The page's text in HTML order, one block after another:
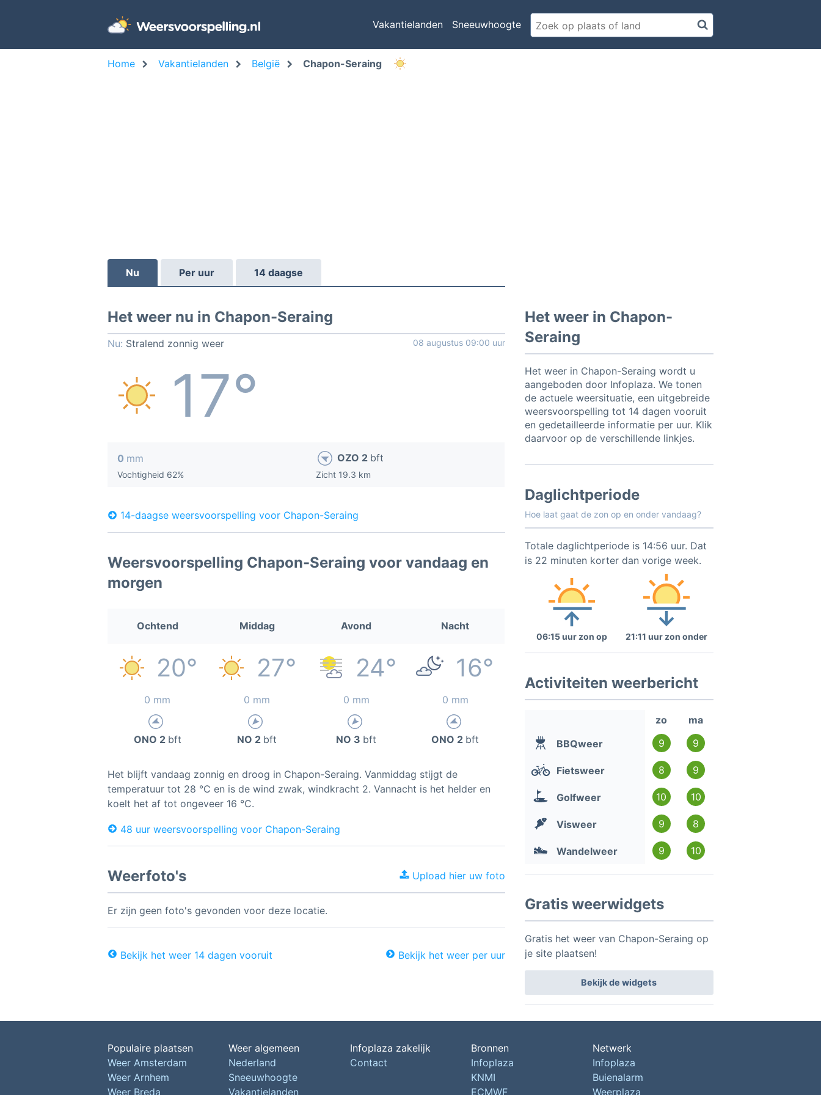
Vakantielanden Sneeuwhoogte
Home Vakantielanden België Chapon-Seraing
Nu Per uur 14 daagse
Het weer nu in Chapon-Seraing
Nu: Stralend zonnig weer 08 augustus 09:00 uur
17°
0 mm
Vochtigheid 62%
OZO 2 bft
Zicht 19.3 km
14-daagse weersvoorspelling voor Chapon-Seraing
Weersvoorspelling Chapon-Seraing voor vandaag en
morgen
Ochtend Middag Avond Nacht
20° 27° 24° 16°
0 mm 0 mm 0 mm 0 mm
ONO 2 bft NO 2 bft NO 3 bft ONO 2 bft
Het blijft vandaag zonnig en droog in Chapon-Seraing. Vanmiddag stijgt de
temperatuur tot 28 °C en is de wind zwak, windkracht 2. Vannacht is het helder en
koelt het af tot ongeveer 16 °C.
48 uur weersvoorspelling voor Chapon-Seraing
Weerfoto's Upload hier uw foto
Er zijn geen foto's gevonden voor deze locatie.
Bekijk het weer 14 dagen vooruit Bekijk het weer per uur
Het weer in Chapon-
Seraing
Het weer in Chapon-Seraing wordt u
aangeboden door Infoplaza. We tonen
de actuele weersituatie, een uitgebreide
weersvoorspelling tot 14 dagen vooruit
en gedetailleerde informatie per uur. Klik
daarvoor op de verschillende linkjes.
Daglichtperiode
Hoe laat gaat de zon op en onder vandaag?
Totale daglichtperiode is 14:56 uur. Dat
is 22 minuten korter dan vorige week.
06:15 uur zon op 21:11 uur zon onder
Activiteiten weerbericht
zo
ma
BBQweer
9 9
Fietsweer 8 9
Golfweer 10 10
Visweer 9 8
Wandelweer 9 10
Gratis weerwidgets
Gratis het weer van Chapon-Seraing op
je site plaatsen!
Bekijk de widgets
Populaire plaatsen
Weer Amsterdam
Weer Arnhem
Weer Breda
Weer algemeen
Nederland
Sneeuwhoogte
Vakantielanden
Infoplaza zakelijk
Contact
Bronnen
Infoplaza
KNMI
ECMWF
Netwerk
Infoplaza
Buienalarm
Weerplaza